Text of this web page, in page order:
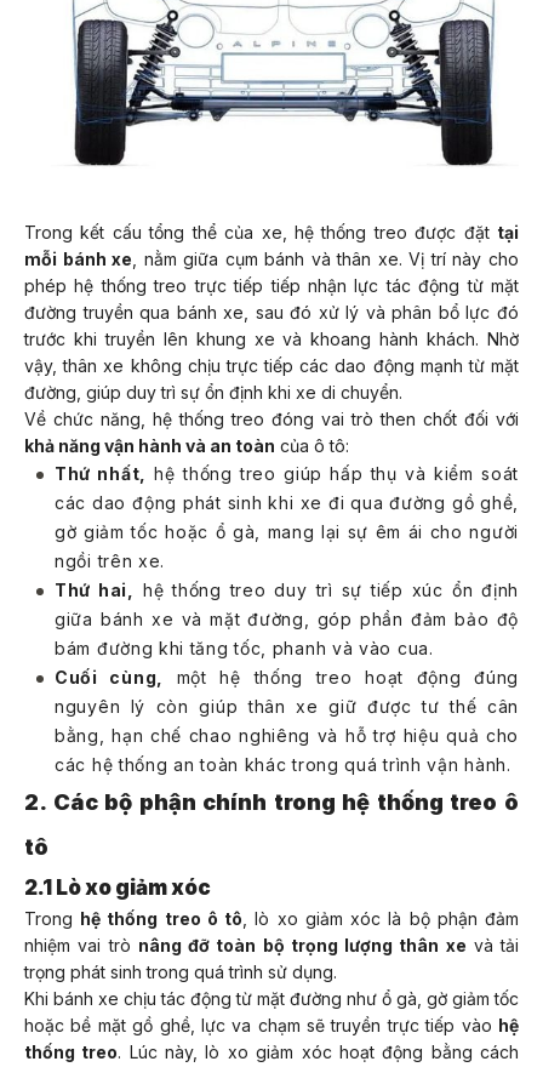
Trong kết cấu tổng thể của xe, hệ thống treo được đặt tại
mỗi bánh xe , nằm giữa cụm bánh và thân xe. Vị trí này cho
phép hệ thống treo trực tiếp tiếp nhận lực tác động từ mặt
đường truyền qua bánh xe, sau đó xử lý và phân bổ lực đó
trước khi truyền lên khung xe và khoang hành khách. Nhờ
vậy, thân xe không chịu trực tiếp các dao động mạnh từ mặt
đường, giúp duy trì sự ổn định khi xe di chuyển.
Về chức năng, hệ thống treo đóng vai trò then chốt đối với
khả năng vận hành và an toàn của ô tô:
Thứ nhất,
hệ thống treo giúp hấp thụ và kiểm soát
các dao động phát sinh khi xe đi qua đường gồ ghề,
gờ giảm tốc hoặc ổ gà, mang lại sự êm ái cho người
ngồi trên xe.
Thứ hai,
hệ thống treo duy trì sự tiếp xúc ổn định
giữa bánh xe và mặt đường, góp phần đảm bảo độ
bám đường khi tăng tốc, phanh và vào cua.
Cuối cùng,
một hệ thống treo hoạt động đúng
nguyên lý còn giúp thân xe giữ được tư thế cân
bằng, hạn chế chao nghiêng và hỗ trợ hiệu quả cho
các hệ thống an toàn khác trong quá trình vận hành.
2. Các bộ phận chính trong hệ thống treo ô
tô
2.1 Lò xo giảm xóc
Trong hệ thống treo ô tô , lò xo giảm xóc là bộ phận đảm
nhiệm vai trò nâng đỡ toàn bộ trọng lượng thân xe và tải
trọng phát sinh trong quá trình sử dụng.
Khi bánh xe chịu tác động từ mặt đường như ổ gà, gờ giảm tốc
hoặc bề mặt gồ ghề, lực va chạm sẽ truyền trực tiếp vào hệ
thống treo. Lúc này, lò xo giảm xóc hoạt động bằng cách